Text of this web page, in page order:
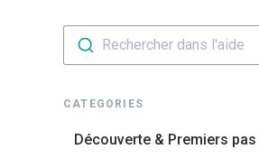
Rechercher dans l'aide
CATEGORIES
Découverte & Premiers pas